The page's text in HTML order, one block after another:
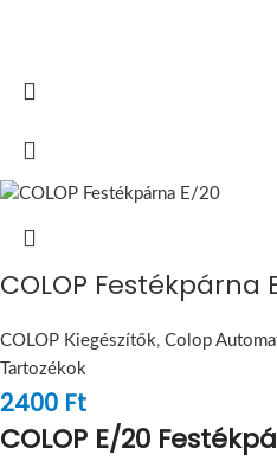
COLOP Festékpárna
COLOP Kiegészítők, Colop
Tartozékok
2400 Ft
COLOP E/20